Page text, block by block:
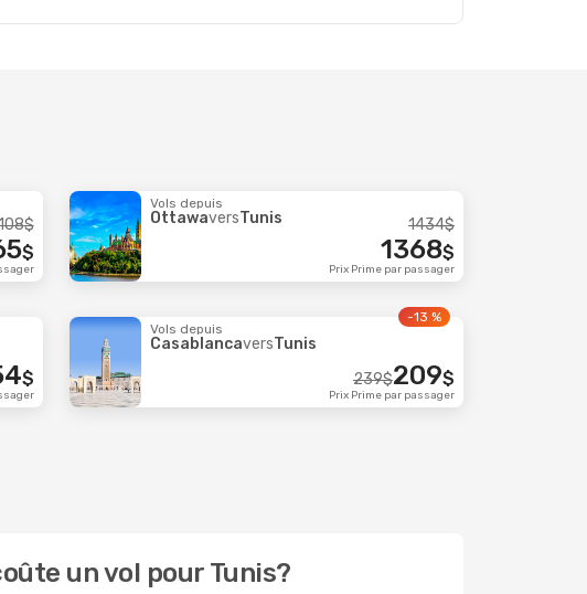
$
$
Vols depuis
OttawaversTunis 1434$
1368$
Prix Prime par passager
$
Vols depuis
CasablancaversTunis
-13 %
239$209$
Prix Prime par passager
un vol pour Tunis?